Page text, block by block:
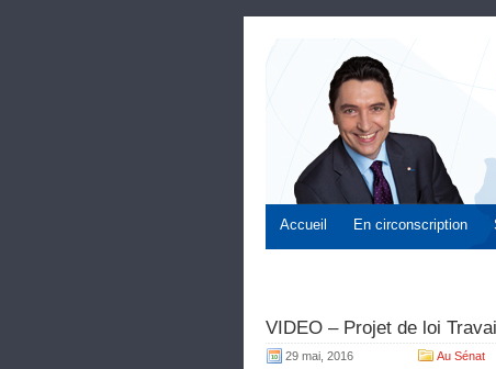
Accueil En circonscription
VIDEO – Projet de loi
29 mai, 2016 Au Sénat